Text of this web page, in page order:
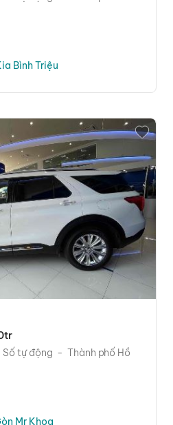
Bình Triệu
Số tự động
Thành phố Hồ
Mr Khoa